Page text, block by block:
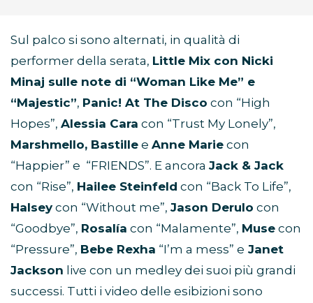
Sul palco si sono alternati, in qualità di
performer della serata, Little Mix con Nicki
Minaj sulle note di “Woman Like Me” e
“Majestic”, Panic! At The Disco con “High
Hopes”, Alessia Cara con “Trust My Lonely”,
Marshmello, Bastille e Anne Marie con
“Happier” e “FRIENDS”. E ancora Jack & Jack
con “Rise”, Hailee Steinfeld con “Back To Life”,
Halseycon “Without me”, Jason Derulo con
“Goodbye”, Rosalía con “Malamente”, Muse con
“Pressure”, Bebe Rexha “I’m a mess” e Janet
Jackson live con un medley dei suoi più grandi
successi. Tutti i video delle esibizioni sono